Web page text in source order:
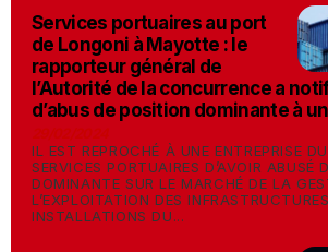
Services portuaires au port
de Longoni à Mayotte : le
rapporteur général de
l’Autorité de la concurrence a
d’abus de position dominante à
IL EST REPROCHÉ À UNE ENTREPRISE
SERVICES PORTUAIRES D’AVOIR ABUSÉ
DOMINANTE SUR LE MARCHÉ DE LA
L’EXPLOITATION DES
INSTALLATIONS DU...